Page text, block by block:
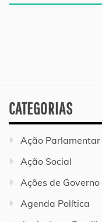
CATEGORIAS
Ação Parlamentar
Ação Social
Ações de Governo
Agenda Política